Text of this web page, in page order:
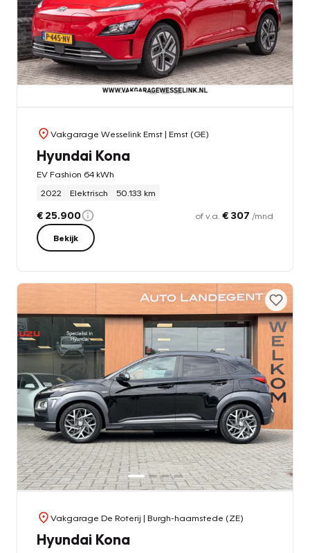
Vakgarage Wesselink Emst| Emst (GE)
Hyundai Kona
EV Fashion 64 kWh
2022
Elektrisch 50.133 km
€ 25.900 of v.a. € 307 /mnd
Bekijk
Vakgarage De Roterij | Burgh-haamstede (ZE)
Hyundai Kona